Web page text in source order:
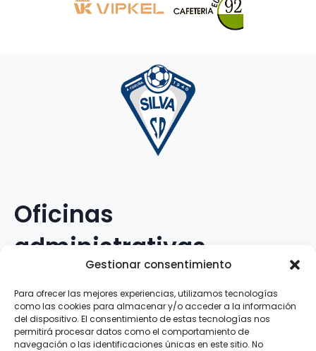
Gestionar consentimiento
Para ofrecer las mejores experiencias, utilizamos tecnologías
como las cookies para almacenar y/o acceder a la información
del dispositivo. El consentimiento de estas tecnologías nos
permitirá procesar datos como el comportamiento de
navegación o las identificaciones únicas en este sitio. No
Oficinas
administrativas
Avenida Galileo Galilei, 12
15.008 · A Coruña · España